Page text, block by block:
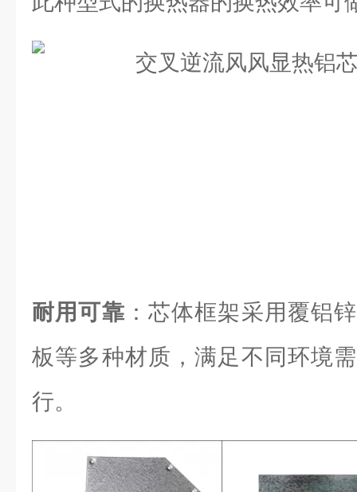
耐用可靠 ：芯体框架采用覆铝
板等多种材质，满足不同环境
行。